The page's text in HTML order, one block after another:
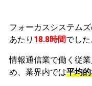
フォーカスシステム
あたり 18.8時間でした
情報通信業で働く従
め、業界内では平均